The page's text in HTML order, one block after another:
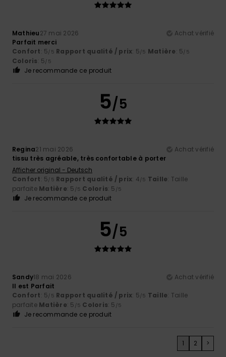
Mathieu27 mai 2026
Achat vérifié
Parfait merci
Confort: 5/5 Rapport qualité / prix: 5/5 Matière: 5/5
Coloris: 5/5
Je recommande ce produit
5/5
Regina21 mai 2026
Achat vérifié
tissu très agréable, très confortable à porter
Afficher original - Deutsch
Confort: 5/5 Rapport qualité / prix: 4/5 Taille: Taille
parfaite Matière: 5 /5 Coloris: 5 /5
Je recommande ce produit
5/5
Sandy18 mai 2026
Achat vérifié
Il est Parfait
Confort: 5/5 Rapport qualité / prix: 5/5 Taille: Taille
parfaite Matière: 5 /5 Coloris: 5 /5
Je recommande ce produit
1 2 >